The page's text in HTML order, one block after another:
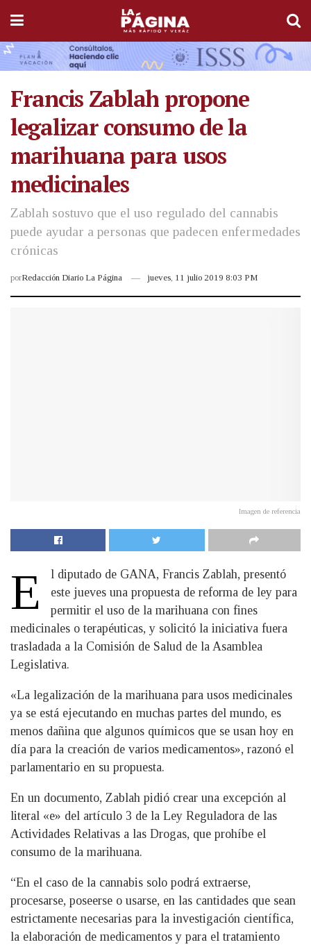
Francis Zablah propone
legalizar consumo de la
marihuana para usos
medicinales
Zablah sostuvo que el uso regulado del cannabis
puede ayudar a personas que padecen enfermedades
crónicas
porRedacción Diario La Página jueves, 11 julio 2019 8:03 PM
Imagen de referencia
E
l diputado de GANA, Francis Zablah, presentó
este jueves una propuesta de reforma de ley para
permitir el uso de la marihuana con fines
medicinales o terapéuticas, y solicitó la iniciativa fuera
trasladada a la Comisión de Salud de la Asamblea
Legislativa.
«La legalización de la marihuana para usos medicinales
ya se está ejecutando en muchas partes del mundo, es
menos dañina que algunos químicos que se usan hoy en
día para la creación de varios medicamentos», razonó el
parlamentario en su propuesta.
En un documento, Zablah pidió crear una excepción al
literal «e» del artículo 3 de la Ley Reguladora de las
Actividades Relativas a las Drogas, que prohíbe el
consumo de la marihuana.
“En el caso de la cannabis solo podrá extraerse,
procesarse, poseerse o usarse, en las cantidades que sean
estrictamente necesarias para la investigación científica,
la elaboración de medicamentos y para el tratamiento